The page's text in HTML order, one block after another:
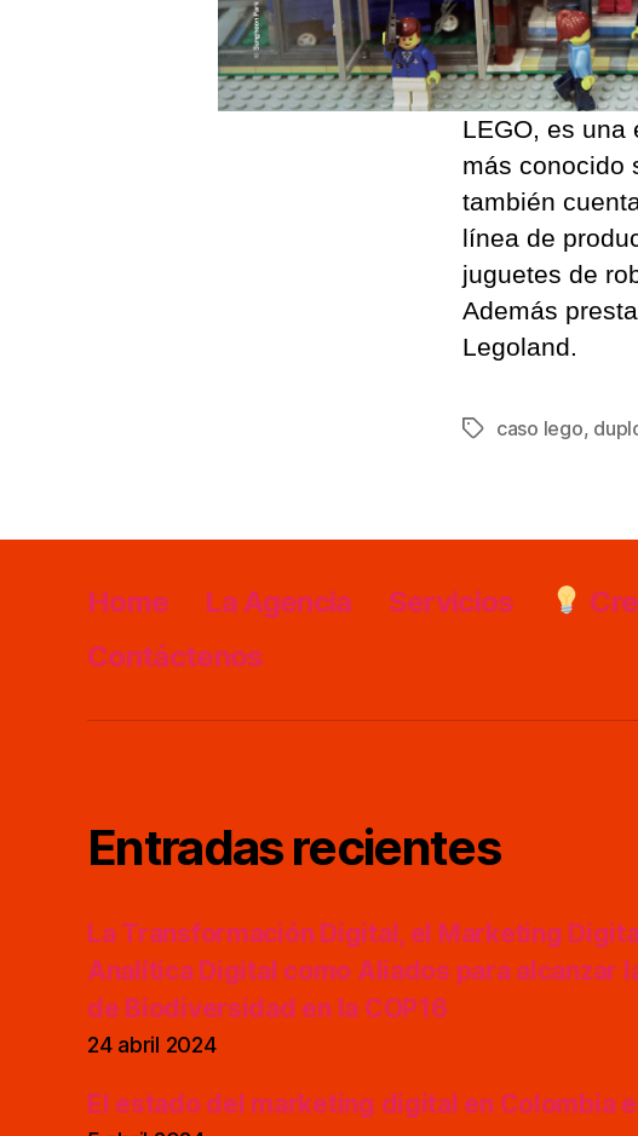
LEGO, es una
más conocido
también
línea de
juguetes de
Además
Legoland.
Etiquetas
caso lego,
Home La Agencia Servicios
Contáctenos
Entradas recientes
La Transformación Digital, el Marketing
Analítica Digital como Aliados para alcanzar
de Biodiversidad en la COP16
24 abril 2024
El estado del marketing digital en Colombia